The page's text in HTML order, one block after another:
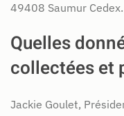
49408 Saumur Cedex.
Quelles
collectées et
Jackie Goulet,